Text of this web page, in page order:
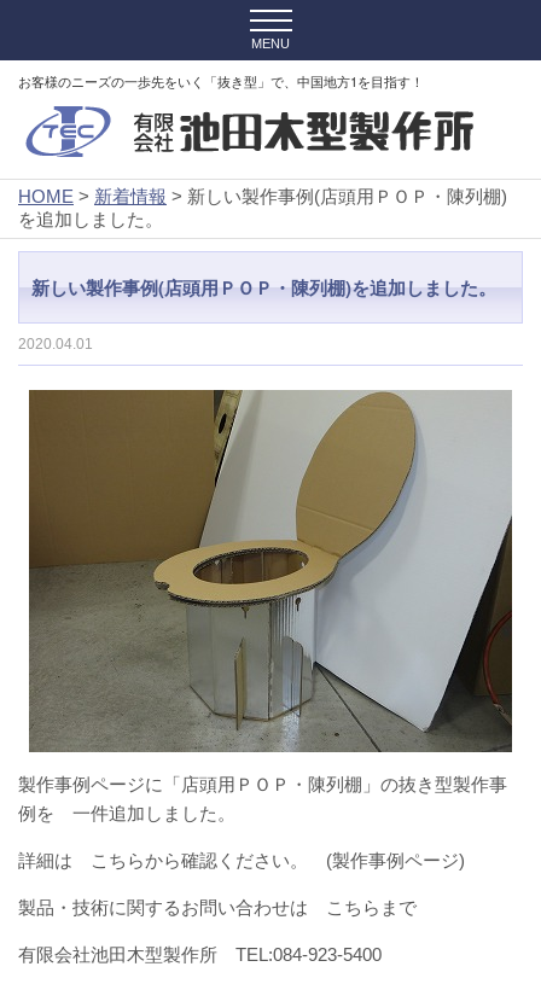
お客様のニーズの一歩先をいく「抜き型」で、中国地方1を目指す！
HOME > 新着情報 > 新しい製作事例(店頭用ＰＯＰ・陳列棚)
を追加しました。
新しい製作事例(店頭用ＰＯＰ・陳列棚)を追加しました。
2020.04.01
製作事例ページに「店頭用ＰＯＰ・陳列棚」の抜き型製作事
例を 一件追加しました。
詳細は こちらから確認ください。 (製作事例ページ)
製品・技術に関するお問い合わせは こちらまで
有限会社池田木型製作所 TEL:084-923-5400